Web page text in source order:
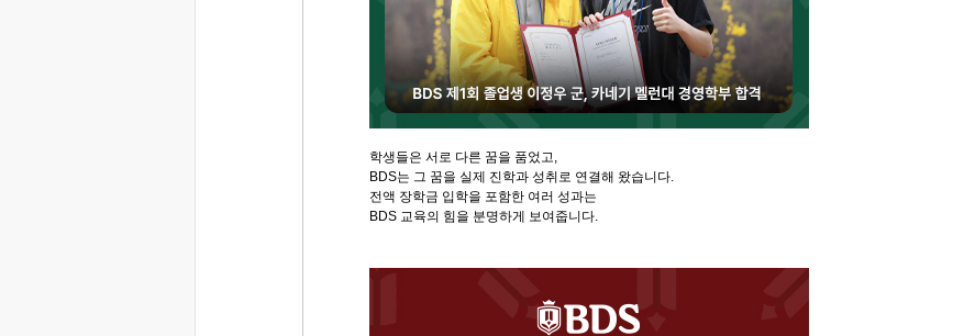
학생들은 서로 다른 꿈을 품었고,
BDS는 그 꿈을 실제 진학과 성취로 연결해 왔습니다.
전액 장학금 입학을 포함한 여러 성과는
BDS 교육의 힘을 분명하게 보여줍니다.